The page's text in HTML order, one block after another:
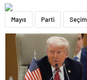
Mayıs Parti Seçim